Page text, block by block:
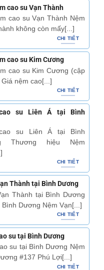
cao su Vạn Thành
cao su Vạn Thành Nệm
không còn mấy[...]
CHI TIẾT
cao su Kim Cương
cao su Kim Cương (cập
nệm cao[...]
CHI TIẾT
su Liên Á tại Bình
su Liên Á tại Bình
Thương hiệu Nệm
CHI TIẾT
Thành tại Bình Dương
Thành tại Bình Dương
Bình Dương Nệm Vạn[...]
CHI TIẾT
su tại Bình Dương
su tại Bình Dương Nệm
#137 Phú Lợi[...]
CHI TIẾT